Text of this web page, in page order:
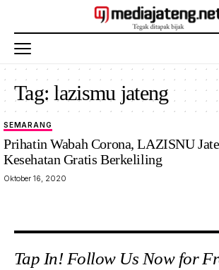
Tag:lazismu jateng
SEMARANG
Prihatin Wabah Corona, LAZISNU
Kesehatan Gratis Berkeliling
Oktober 16, 2020
Tap In! Follow Us Now for